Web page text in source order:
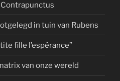
in tuin van Rubens
fille l’espérance”
van onze wereld